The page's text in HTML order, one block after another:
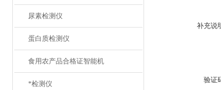
尿素检测仪
蛋白质检测仪
食用农产品合格证智能机
*检测仪
补充说
验证